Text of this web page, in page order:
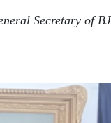
Secretary of